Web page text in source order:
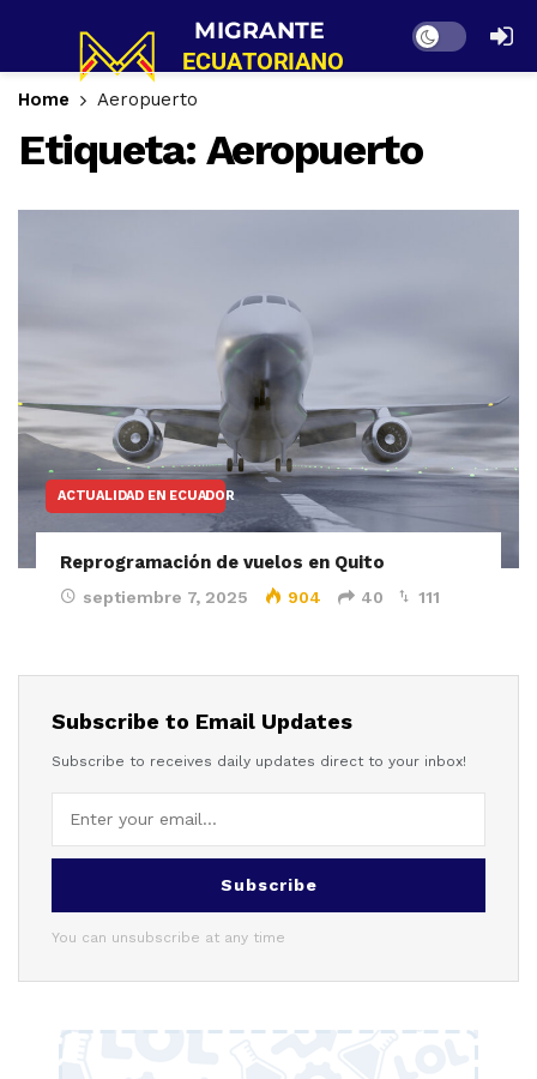
Dark mode
Home Aeropuerto
Etiqueta: Aeropuerto
ACTUALIDAD EN ECUADOR
Reprogramación de vuelos en Quito
septiembre 7, 2025 904 40 111
Subscribe to Email Updates
Subscribe to receives daily updates direct to your inbox!
Subscribe
You can unsubscribe at any time